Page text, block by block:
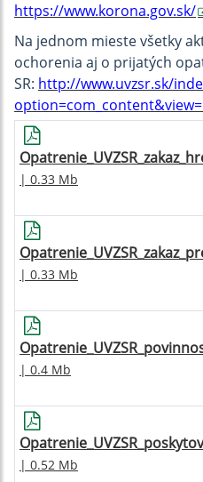
https://www.korona.gov.sk/
Na jednom mieste všetky
ochorenia aj o prijatých
SR: http://www.uvzsr.sk/
| 0.33 Mb
| 0.33 Mb
| 0.4 Mb
| 0.52 Mb